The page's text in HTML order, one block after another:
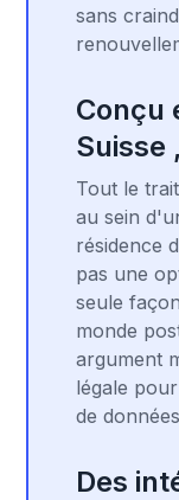
sans
Conçu
Suisse
Tout le
au sein
résidence
pas une
seule
monde
argument
légale
de
Des